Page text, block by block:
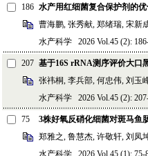
186 水产用红细菌复合保护剂的
曹海鹏, 张秀献, 郑绪瑞, 宋新
水产科学 2026 Vol.45 (2):
207 基于16S rRNA测序评价大口
张祎桐, 李兵部, 何忠伟, 刘玉
水产科学 2026 Vol.45 (2):
75
3株好氧反硝化细菌对斑马鱼
郑雅之, 鲁慧杰, 许敬轩, 刘凤
水产科学 2026 Vol.45 (1): 75-